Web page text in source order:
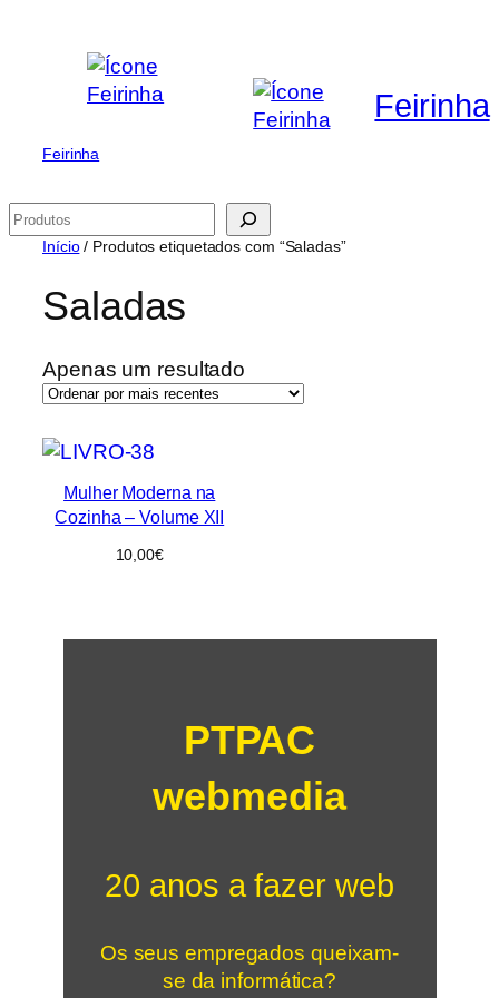
conteúdo
Feirinha
Feirinha
Pesquisar
Início/ Produtos etiquetados com “Saladas”
Saladas
Apenas um resultado
Mulher Moderna na
Cozinha – Volume XII
10,00€
PTPAC
webmedia
20 anos a fazer web
Os seus empregados queixam-
se da informática?